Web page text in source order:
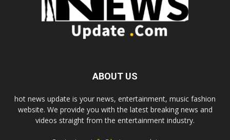
ABOUT US
hot news update is your news, entertainment, music fashion
website. We provide you with the latest breaking news and
videos straight from the entertainment industry.